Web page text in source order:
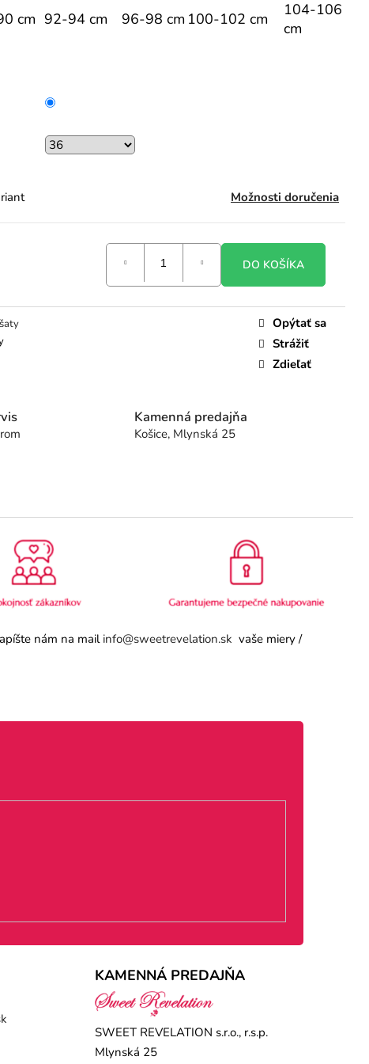
cm 92-94 cm 96-98 cm 100-102 cm
104-106
cm
Možnosti doručenia
DO KOŠÍKA
Opýtať sa
Strážiť
Zdieľať
Kamenná predajňa
Košice, Mlynská 25
nám na mail info@sweetrevelation.sk vaše miery /
KAMENNÁ PREDAJŇA
SWEET REVELATION s.r.o., r.s.p.
Mlynská 25